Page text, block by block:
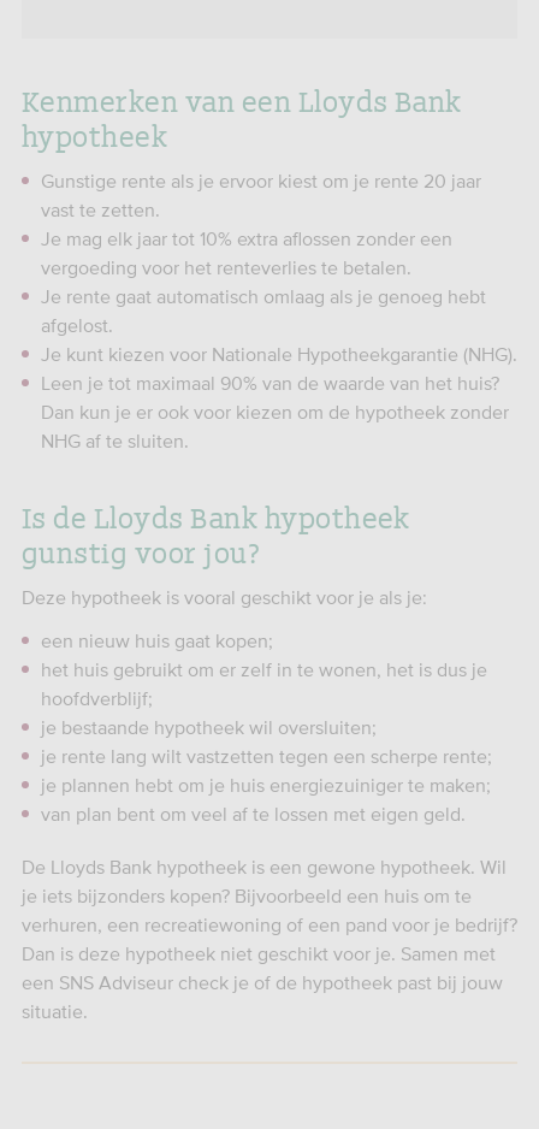
Kenmerken van een Lloyds Bank
hypotheek
Gunstige rente als je ervoor kiest om je rente 20 jaar
vast te zetten.
Je mag elk jaar tot 10% extra aflossen zonder een
vergoeding voor het renteverlies te betalen.
Je rente gaat automatisch omlaag als je genoeg hebt
afgelost.
Je kunt kiezen voor Nationale Hypotheekgarantie (NHG).
Leen je tot maximaal 90% van de waarde van het huis?
Dan kun je er ook voor kiezen om de hypotheek zonder
NHG af te sluiten.
Is de Lloyds Bank hypotheek
gunstig voor jou?
Deze hypotheek is vooral geschikt voor je als je:
een nieuw huis gaat kopen;
het huis gebruikt om er zelf in te wonen, het is dus je
hoofdverblijf;
je bestaande hypotheek wil oversluiten;
je rente lang wilt vastzetten tegen een scherpe rente;
je plannen hebt om je huis energiezuiniger te maken;
van plan bent om veel af te lossen met eigen geld.
De Lloyds Bank hypotheek is een gewone hypotheek. Wil
je iets bijzonders kopen? Bijvoorbeeld een huis om te
verhuren, een recreatiewoning of een pand voor je bedrijf?
Dan is deze hypotheek niet geschikt voor je. Samen met
een SNS Adviseur check je of de hypotheek past bij jouw
situatie.